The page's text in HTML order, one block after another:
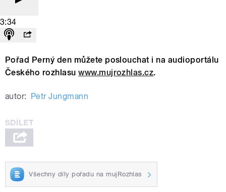
3:34
Pořad Perný den můžete poslouchat i na audioportálu
Českého rozhlasuwww.mujrozhlas.cz.
autor: Petr Jungmann
Všechny díly pořadu na mujRozhlas